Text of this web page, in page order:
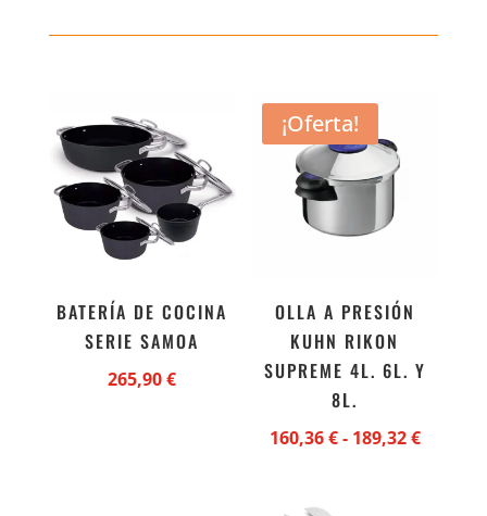
BATERÍA DE COCINA
SERIE SAMOA
265,90€
¡Oferta!
OLLA A PRESIÓN
KUHN RIKON
SUPREME 4L. 6L. Y
8L.
160,36€- 189,32€Rango